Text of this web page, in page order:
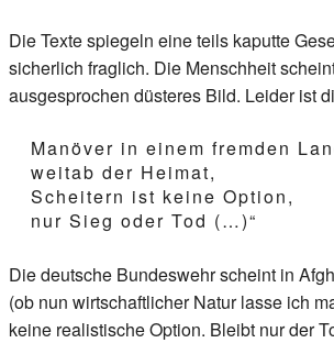
Die Texte spiegeln eine teils kaputte
sicherlich fraglich. Die Menschheit
ausgesprochen düsteres Bild. Leider ist
Manöver in einem fremden
weitab der Heimat,
Scheitern ist keine Option,
nur Sieg oder Tod (…)“
Die deutsche Bundeswehr scheint in
(ob nun wirtschaftlicher Natur lasse ich
keine realistische Option. Bleibt nur der